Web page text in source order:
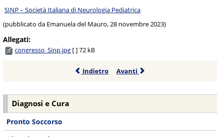
SINP – Società Italiana di Neurologia Pediatrica
(pubblicato da Emanuela del Mauro, 28 novembre 2023)
Allegati:
congresso_Sinp.jpg [ ]72 kB
Indietro Avanti
Diagnosi e Cura
Pronto Soccorso